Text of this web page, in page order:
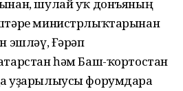
шулай уҡ донъяның
министрлыҡтарынан
эшләү, Ғәрәп
һәм Баш-ҡортостан
форумдарға